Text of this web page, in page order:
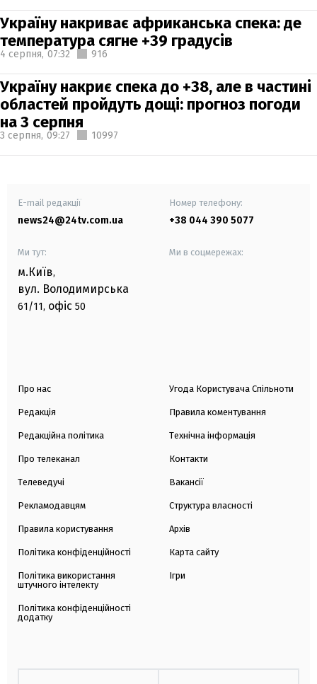
Україну накриває африканська спека: де
температура сягне +39 градусів
4 серпня, 07:32 916
Україну накриє спека до +38, але в частині
областей пройдуть дощі: прогноз погоди
на 3 серпня
3 серпня, 09:27 10997
E-mail редакції
news24@24tv.com.ua
Номер телефону:
+38 044 390 5077
Ми тут:
м.Київ,
вул. Володимирська
61/11, офіс 50
Ми в соцмережах:
Про нас
Редакція
Редакційна політика
Про телеканал
Телеведучі
Рекламодавцям
Правила користування
Політика конфіденційності
Політика використання
штучного інтелекту
Політика конфіденційності
додатку
Угода Користувача Спільноти
Правила коментування
Технічна інформація
Контакти
Вакансії
Структура власності
Архів
Карта сайту
Ігри